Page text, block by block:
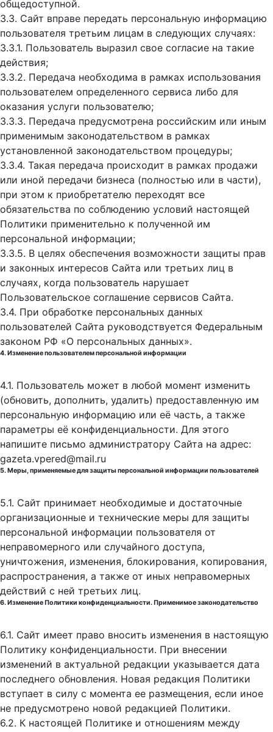
общедоступной.
3.3. Сайт вправе передать персональную информацию
пользователя третьим лицам в следующих случаях:
3.3.1. Пользователь выразил свое согласие на такие
действия;
3.3.2. Передача необходима в рамках использования
пользователем определенного сервиса либо для
оказания услуги пользователю;
3.3.3. Передача предусмотрена российским или иным
применимым законодательством в рамках
установленной законодательством процедуры;
3.3.4. Такая передача происходит в рамках продажи
или иной передачи бизнеса (полностью или в части),
при этом к приобретателю переходят все
обязательства по соблюдению условий настоящей
Политики применительно к полученной им
персональной информации;
3.3.5. В целях обеспечения возможности защиты прав
и законных интересов Сайта или третьих лиц в
случаях, когда пользователь нарушает
Пользовательское соглашение сервисов Сайта.
3.4. При обработке персональных данных
пользователей Сайта руководствуется Федеральным
законом РФ «О персональных данных».
4. Изменение пользователем персональной информации
4.1. Пользователь может в любой момент изменить
(обновить, дополнить, удалить) предоставленную им
персональную информацию или её часть, а также
параметры её конфиденциальности. Для этого
напишите письмо администратору Сайта на адрес:
gazeta.vpered@mail.ru
5. Меры, применяемые для защиты персональной информации пользователей
5.1. Сайт принимает необходимые и достаточные
организационные и технические меры для защиты
персональной информации пользователя от
неправомерного или случайного доступа,
уничтожения, изменения, блокирования, копирования,
распространения, а также от иных неправомерных
действий с ней третьих лиц.
6. Изменение Политики конфиденциальности. Применимое законодательство
6.1. Сайт имеет право вносить изменения в настоящую
Политику конфиденциальности. При внесении
изменений в актуальной редакции указывается дата
последнего обновления. Новая редакция Политики
вступает в силу с момента ее размещения, если иное
не предусмотрено новой редакцией Политики.
6.2. К настоящей Политике и отношениям между